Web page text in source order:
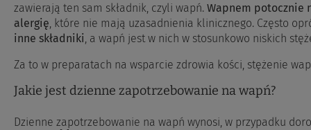
zawierają ten sam składnik, czyli wapń. Wapnem potocznie
alergię, które nie mają uzasadnienia klinicznego. Często
inne składniki, a wapń jest w nich w stosunkowo niskich
Za to w preparatach na wsparcie zdrowia kości, stężenie
Jakie jest dzienne zapotrzebowanie na wapń?
Dzienne zapotrzebowanie na wapń wynosi, w przypadku